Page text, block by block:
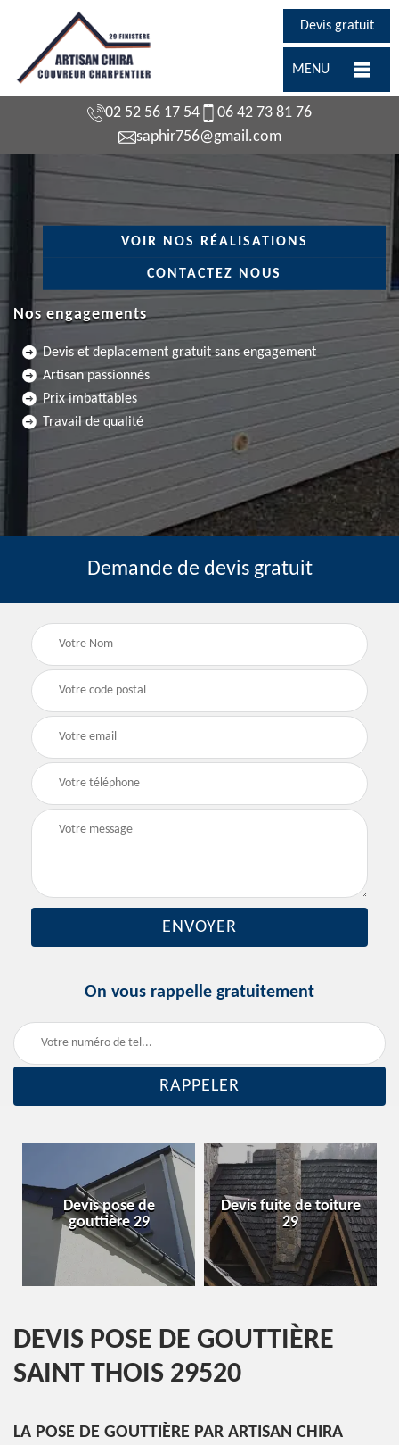
Devis gratuit
MENU
02 52 56 17 54
06 42 73 81 76
saphir756@gmail.com
VOIR NOS RÉALISATIONS
CONTACTEZ NOUS
Nos engagements
Devis et deplacement gratuit sans engagement
Artisan passionnés
Prix imbattables
Travail de qualité
Demande de devis gratuit
On vous rappelle gratuitement
Devis fuite de toiture
29
Entreprise de toiture
29
DEVIS POSE DE GOUTTIÈRE
SAINT THOIS 29520
LA POSE DE GOUTTIÈRE PAR ARTISAN CHIRA